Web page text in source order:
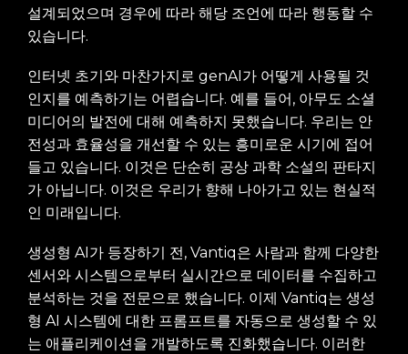
설계되었으며 경우에 따라 해당 조언에 따라 행동할 수
있습니다.
인터넷 초기와 마찬가지로 genAI가 어떻게 사용될 것
인지를 예측하기는 어렵습니다. 예를 들어, 아무도 소셜
미디어의 발전에 대해 예측하지 못했습니다. 우리는 안
전성과 효율성을 개선할 수 있는 흥미로운 시기에 접어
들고 있습니다. 이것은 단순히 공상 과학 소설의 판타지
가 아닙니다. 이것은 우리가 향해 나아가고 있는 현실적
인 미래입니다.
생성형 AI가 등장하기 전, Vantiq은 사람과 함께 다양한
센서와 시스템으로부터 실시간으로 데이터를 수집하고
분석하는 것을 전문으로 했습니다. 이제 Vantiq는 생성
형 AI 시스템에 대한 프롬프트를 자동으로 생성할 수 있
는 애플리케이션을 개발하도록 진화했습니다. 이러한